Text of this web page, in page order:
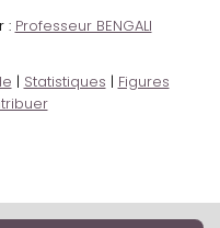
: Professeur BENGALI
| Statistiques | Figures